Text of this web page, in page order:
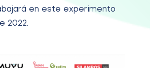
en este experimento
2022.